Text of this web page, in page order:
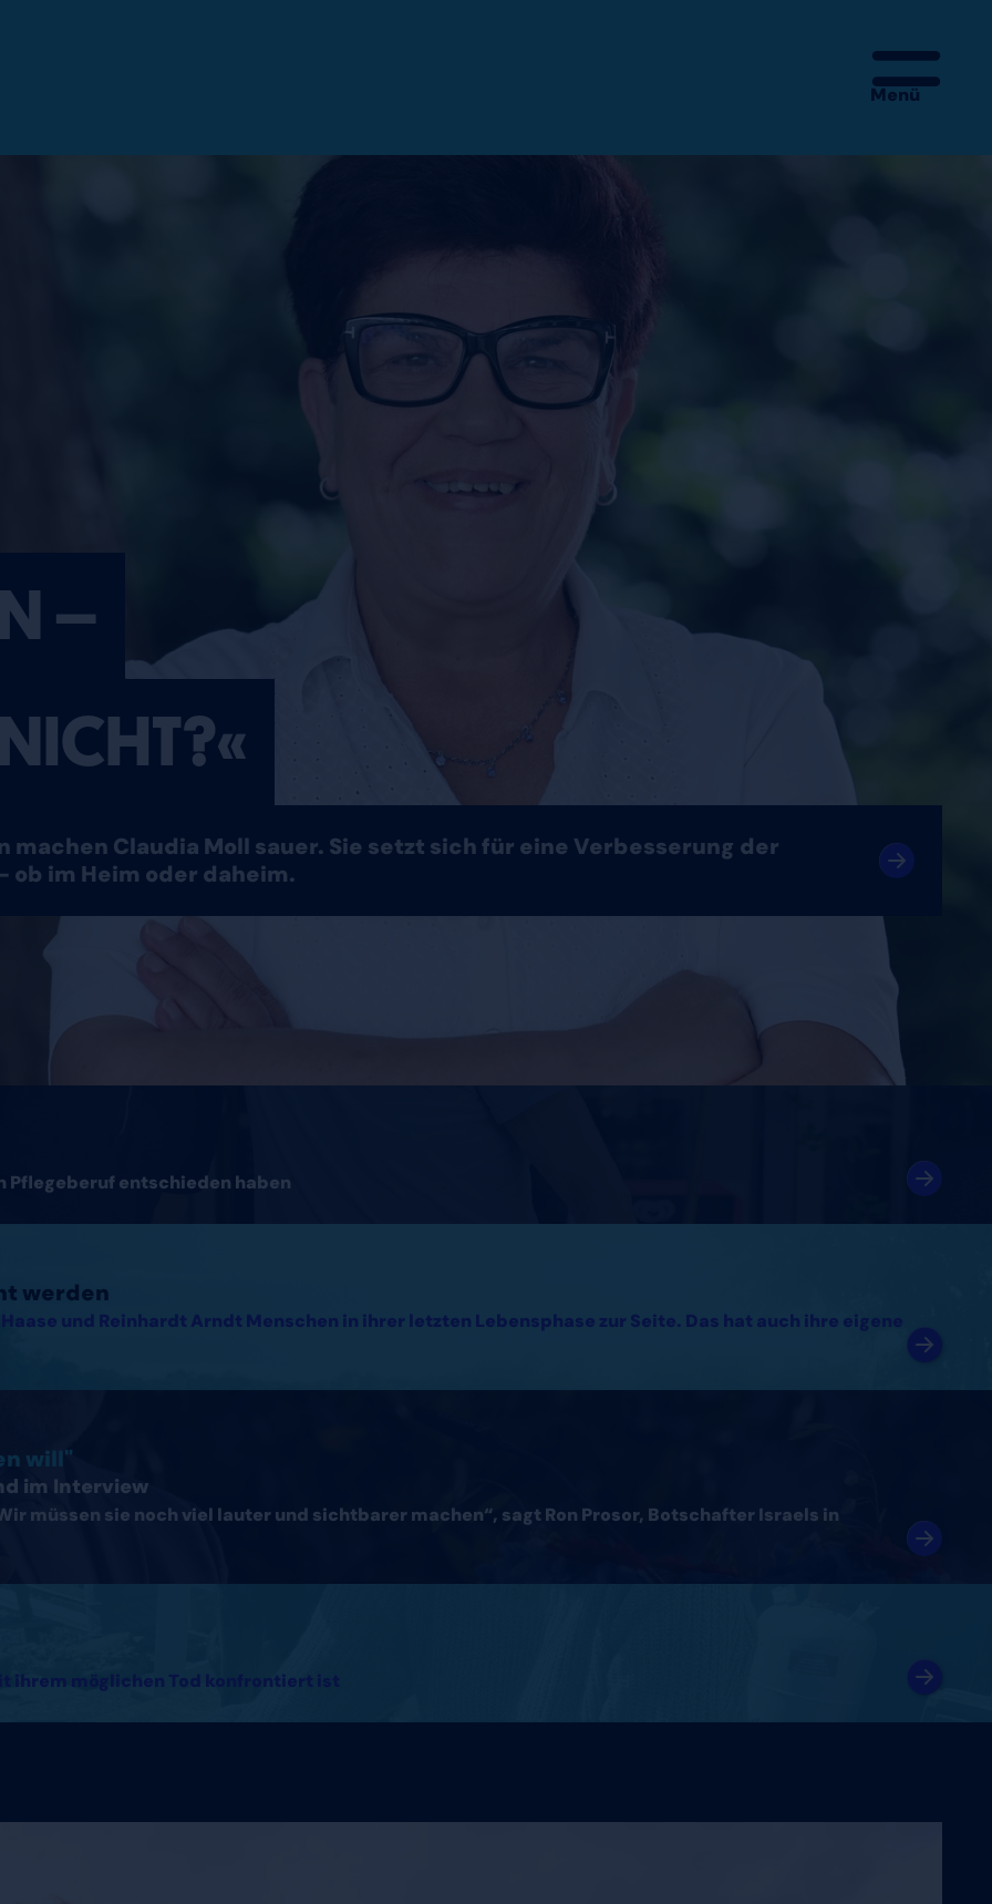
Menü
WASCHLAPPEN – MEHR IST
–
machen Claudia Moll sauer. Sie setzt sich für eine Verbesserung der
ob im Heim oder daheim.
Pflegeberuf entschieden haben
werden
und Reinhardt Arndt Menschen in ihrer letzten Lebensphase zur Seite. Das hat auch ihre eigene
will"
im Interview
müssen sie noch viel lauter und sichtbarer machen“, sagt Ron Prosor, Botschafter Israels in
ihrem möglichen Tod konfrontiert ist